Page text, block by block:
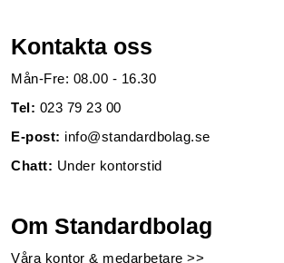
Kontakta oss
Mån-Fre: 08.00 - 16.30
Tel: 023 79 23 00
E-post: info@standardbolag.se
Chatt: Under kontorstid
Om Standardbolag
Våra kontor & medarbetare >>